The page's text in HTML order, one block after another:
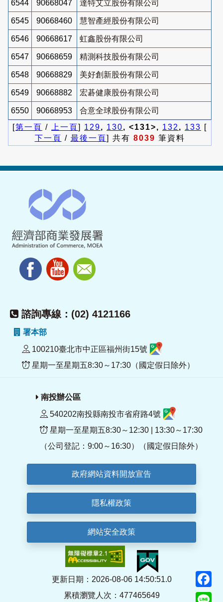
6544 90668047 達特艾立股份有限公司
6545 90668460 慧智產經股份有限公司
6546 90668617 虹鑫股份有限公司
6547 90668659 精測科技股份有限公司
6548 90668829 美好創新股份有限公司
6549 90668882 宏碁健康股份有限公司
6550 90668953
合意全球股份有限公司
[第一頁 / 上一頁] 129, 130, <131>, 132 , 133 [
下一頁 / 最後一頁] 共有 8039 筆資料
諮詢專線：(02) 4121166
署本部
100210臺北市中正區福州街15號
星期一至星期五8:30～17:30（國定假日除外）
南投辦公區
540202南投縣南投市省府路4號
星期一至星期五8:30～12:30 | 13:30～17:30
（公司登記：9:00～16:30）（國定假日除外）
政府網站資料開放宣告
隱私權政策
網站安全政策
更新日期：2026-08-06 14:50:51.0
累積瀏覽人次：477465649